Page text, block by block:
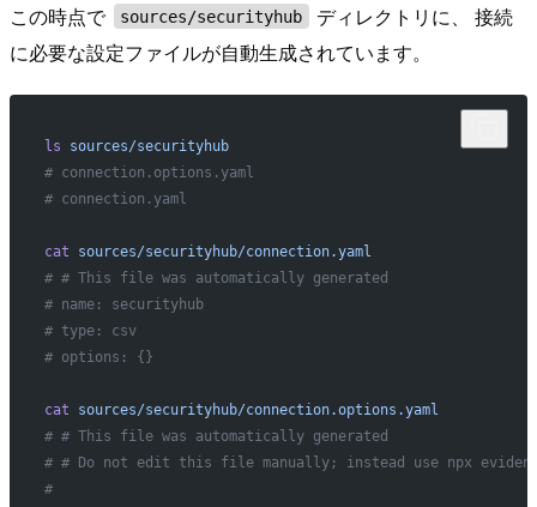
この時点で sources/securityhub
ディレクトリに、 接続
に必要な設定ファイルが自動生成されています。
ls sources/securityhub
# connection.options.yaml
# connection.yaml
cat sources/securityhub/connection.yaml
# # This file was automatically generated
# name: securityhub
# type: csv
# options: {}
cat sources/securityhub/connection.options.yaml
# # This file was automatically generated
# # Do not edit this file manually; instead use npx
#